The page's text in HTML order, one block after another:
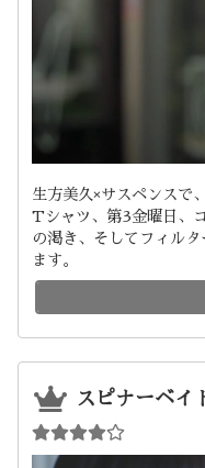
生方美久×サスペンスで
Tシャツ、第3金曜日、
の渇き、そしてフィル
ます。
スピナーベイ